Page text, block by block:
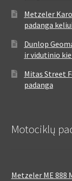
Metzeler
padanga
Dunlop
ir vidutinio
Mitas Street
padanga
Motociklų
Metzeler ME 888